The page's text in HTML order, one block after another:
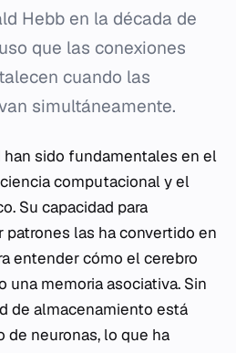
Hebb en la década de
que las conexiones
cuando las
simultáneamente.
han sido fundamentales en el
computacional y el
Su capacidad para
patrones las ha convertido en
entender cómo el cerebro
una memoria asociativa. Sin
de almacenamiento está
de neuronas, lo que ha